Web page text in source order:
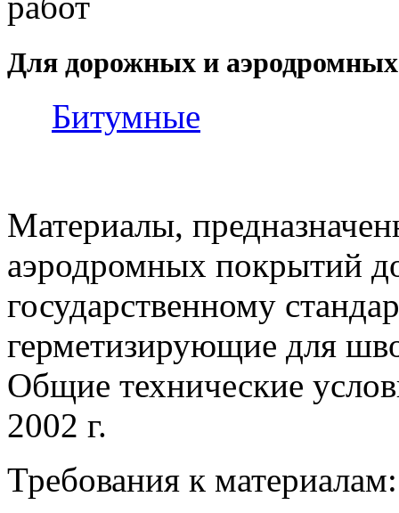
Для дорожных и
Битумные
Материалы,
аэродромных покрытий
государственному
герметизирующие для
Общие технические
2002 г.
Требования к материалам: